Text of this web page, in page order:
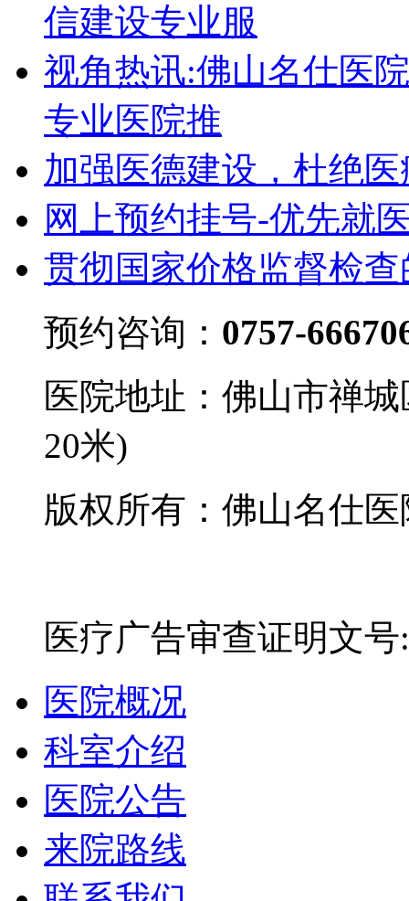
信建设专业服
视角热讯:佛山名仕医
专业医院推
加强医德建设，杜绝
网上预约挂号-优先就
贯彻国家价格监督检
预约咨询： 0757-
医院地址：佛山市禅
20米)
版权所有：佛山名仕
医疗广告审查证明文
医院概况
科室介绍
医院公告
来院路线